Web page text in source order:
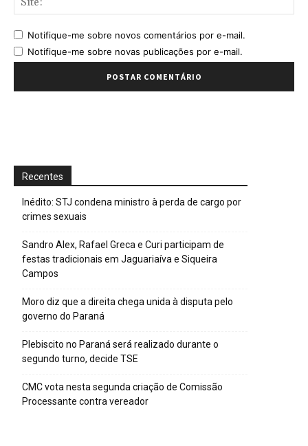
Notifique-me sobre novos comentários por e-mail.
Notifique-me sobre novas publicações por e-mail.
Recentes
Inédito: STJ condena ministro à perda de cargo por
crimes sexuais
Sandro Alex, Rafael Greca e Curi participam de
festas tradicionais em Jaguariaíva e Siqueira
Campos
Moro diz que a direita chega unida à disputa pelo
governo do Paraná
Plebiscito no Paraná será realizado durante o
segundo turno, decide TSE
CMC vota nesta segunda criação de Comissão
Processante contra vereador